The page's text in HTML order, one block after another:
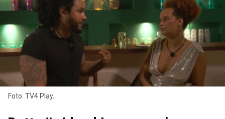
Foto: TV4 Play.